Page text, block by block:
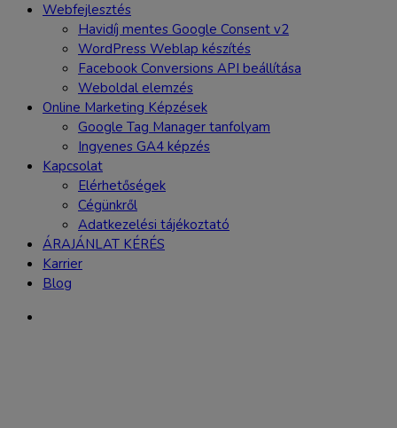
Webfejlesztés
Havidíj mentes Google Consent v2
WordPress Weblap készítés
Facebook Conversions API beállítása
Weboldal elemzés
Online Marketing Képzések
Google Tag Manager tanfolyam
Ingyenes GA4 képzés
Kapcsolat
Elérhetőségek
Cégünkről
Adatkezelési tájékoztató
ÁRAJÁNLAT KÉRÉS
Karrier
Blog